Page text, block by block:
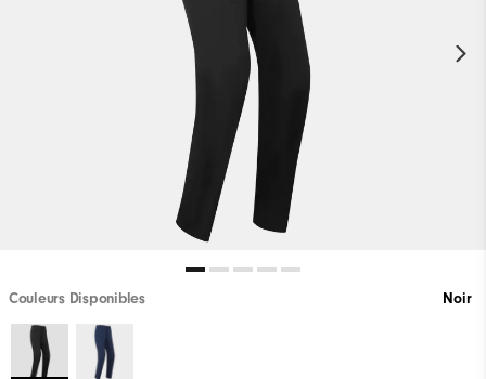
Couleurs Disponibles Noir